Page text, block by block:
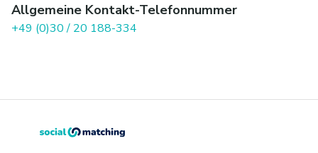
Allgemeine Kontakt-Telefonnummer
+49 (0)30 / 20 188-334